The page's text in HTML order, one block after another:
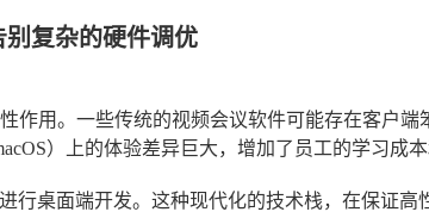
复杂的硬件调优
作用。一些传统的视频会议软件可能存在客户端
）上的体验差异巨大，增加了员工的学习成本
进行桌面端开发。这种现代化的技术栈，在保证高